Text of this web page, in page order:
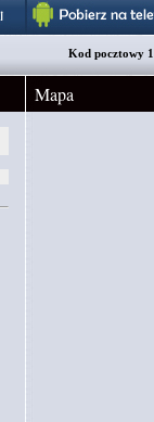
Kod pocztowy
Mapa